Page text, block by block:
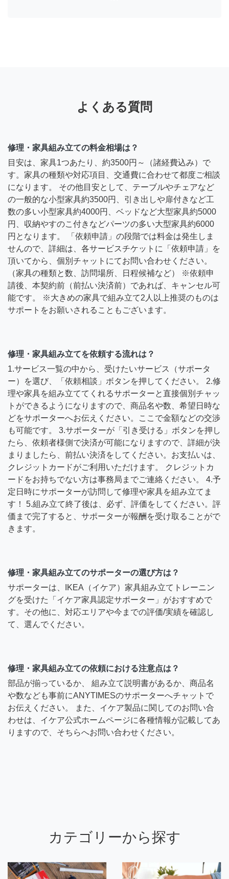
よくある質問
修理・家具組み立ての料金相場は？
目安は、家具1つあたり、約3500円～（諸経費込み）で
す。家具の種類や対応項目、交通費に合わせて都度ご相談
になります。 その他目安として、テーブルやチェアなど
の一般的な小型家具約3500円、引き出しや扉付きなど工
数の多い小型家具約4000円、ベッドなど大型家具約5000
円、収納やすのこ付きなどパーツの多い大型家具約6000
円となります。 「依頼申請」の段階では料金は発生しま
せんので、詳細は、各サービスチケットに「依頼申請」を
頂いてから、個別チャットにてお問い合わせください。
（家具の種類と数、訪問場所、日程候補など） ※依頼申
請後、本契約前（前払い決済前）であれば、キャンセル可
能です。 ※大きめの家具で組み立て2人以上推奨のものは
サポートをお願いされることもございます。
修理・家具組み立てを依頼する流れは？
1.サービス一覧の中から、受けたいサービス（サポータ
ー）を選び、「依頼相談」ボタンを押してください。 2.修
理や家具を組み立ててくれるサポーターと直接個別チャッ
トができるようになりますので、商品名や数、希望日時な
どをサポーターへお伝えください。ここで金額などの交渉
も可能です。 3.サポーターが「引き受ける」ボタンを押し
たら、依頼者様側で決済が可能になりますので、詳細が決
まりましたら、前払い決済をしてください。お支払いは、
クレジットカードがご利用いただけます。 クレジットカ
ードをお持ちでない方は事務局までご連絡ください。 4.予
定日時にサポーターが訪問して修理や家具を組み立てま
す！ 5.組み立て終了後は、必ず、評価をしてください。評
価まで完了すると、サポーターが報酬を受け取ることがで
きます。
修理・家具組み立てのサポーターの選び方は？
サポーターは、IKEA（イケア）家具組み立てトレーニン
グを受けた「イケア家具認定サポーター」がおすすめで
す。その他に、対応エリアや今までの評価/実績を確認し
て、選んでください。
修理・家具組み立ての依頼における注意点は？
部品が揃っているか、 組み立て説明書があるか、商品名
や数なども事前にANYTIMESのサポーターへチャットで
お伝えください。 また、イケア製品に関してのお問い合
わせは、イケア公式ホームページに各種情報が記載してあ
りますので、そちらへお問い合わせください。
カテゴリーから探す